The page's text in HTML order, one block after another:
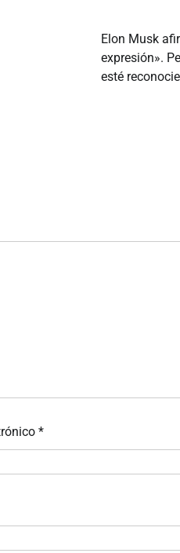
Elon Musk
expresión».
esté
*